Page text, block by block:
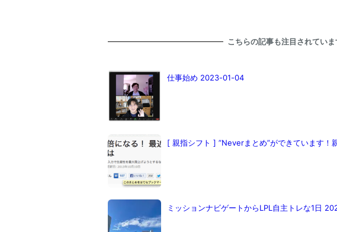
こちらの記事も注目されていま
仕事始め 2023-01-04
[ 親指シフト ] ”Neverまとめ”ができています！
ミッションナビゲートからLPL自主トレな1日